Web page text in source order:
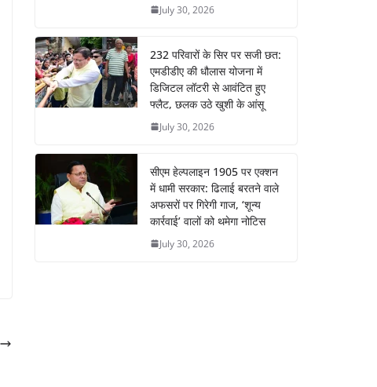
July 30, 2026
232 परिवारों के सिर पर सजी छत:
एमडीडीए की धौलास योजना में
डिजिटल लॉटरी से आवंटित हुए
फ्लैट, छलक उठे खुशी के आंसू
July 30, 2026
सीएम हेल्पलाइन 1905 पर एक्शन
में धामी सरकार: ढिलाई बरतने वाले
अफसरों पर गिरेगी गाज, ‘शून्य
कार्रवाई’ वालों को थमेगा नोटिस
July 30, 2026